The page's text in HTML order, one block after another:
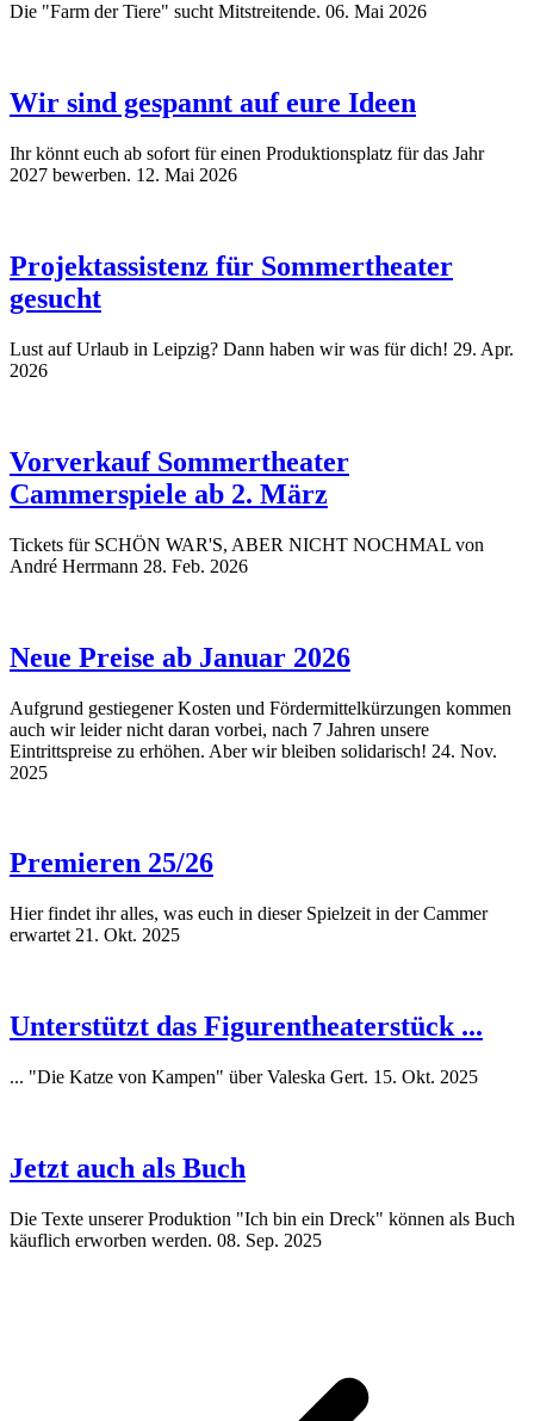
Die "Farm der Tiere" sucht Mitstreitende. 06. Mai 2026
Wir sind gespannt auf eure Ideen
Ihr könnt euch ab sofort für einen Produktionsplatz für das Jahr
2027 bewerben. 12. Mai 2026
Projektassistenz für Sommertheater
gesucht
Lust auf Urlaub in Leipzig? Dann haben wir was für dich! 29. Apr.
2026
Vorverkauf Sommertheater
Cammerspiele ab 2. März
Tickets für SCHÖN WAR'S, ABER NICHT NOCHMAL von
André Herrmann 28. Feb. 2026
Neue Preise ab Januar 2026
Aufgrund gestiegener Kosten und Fördermittelkürzungen kommen
auch wir leider nicht daran vorbei, nach 7 Jahren unsere
Eintrittspreise zu erhöhen. Aber wir bleiben solidarisch! 24. Nov.
2025
Premieren 25/26
Hier findet ihr alles, was euch in dieser Spielzeit in der Cammer
erwartet 21. Okt. 2025
Unterstützt das Figurentheaterstück ...
... "Die Katze von Kampen" über Valeska Gert. 15. Okt. 2025
Jetzt auch als Buch
Die Texte unserer Produktion "Ich bin ein Dreck" können als Buch
käuflich erworben werden. 08. Sep. 2025